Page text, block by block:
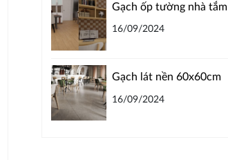
Gạch ốp tường nhà tắm
16/09/2024
Gạch lát nền 60x60cm
16/09/2024